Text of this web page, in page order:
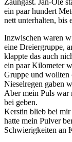
ein paar hundert
nett unterhalten, bis
Inzwischen waren
eine Dreiergruppe,
klappte das auch
ein paar Kilometer
Gruppe und wollten
Nieselregen gaben
Aber mein Puls war
bei geben.
Kerstin blieb bei mir
hatte mein Pulver
Schwierigkeiten an